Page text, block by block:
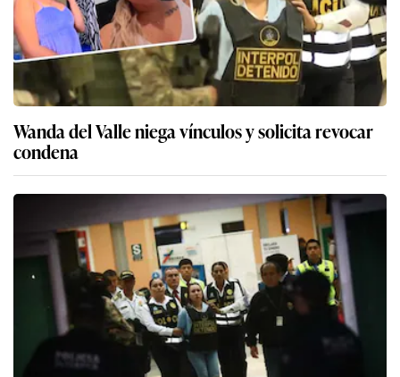
Wanda del Valle niega vínculos y solicita revocar
condena